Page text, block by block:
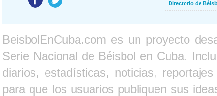
Directorio de
BeisbolEnCuba.com es un proyecto
Serie Nacional de Béisbol en Cuba.
diarios, estadísticas, noticias,
para que los usuarios publiquen sus